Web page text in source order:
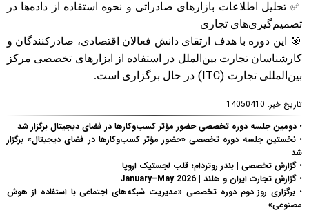
✅ تحلیل اطلاعات بازارهای صادراتی و نحوه استفاده از داده‌ها در
تصمیم‌گیری‌های تجاری
🎯
این دوره با هدف ارتقای دانش فعالان اقتصادی، صادرکنندگان و
کارشناسان تجارت بین‌الملل در استفاده از ابزارهای تخصصی مرکز
بین‌المللی تجارت (ITC) در حال برگزاری است.
تاریخ خبر: 14050410
• دومین جلسه دوره تخصصی حضور مؤثر کسب‌وکارها در فضای دیجیتال برگزار شد
•نخستین جلسه دوره تخصصی «حضور مؤثر کسب‌وکارها در فضای دیجیتال» برگزار
شد
• گزارش تخصصی | بندر روتردام؛ قلب لجستیک اروپا
• گزارش تجارت ایران و هلند | January–May 2026
• برگزاری روز دوم دوره تخصصی «مدیریت شبکه‌های اجتماعی با استفاده از هوش
مصنوعی»